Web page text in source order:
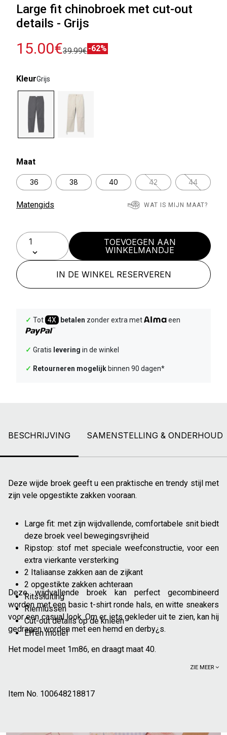
Large fit chinobroek met cut-out
details - Grijs
15.00€39.99€-62%
KleurGrijs
Maat
36 38 40 42 44
Matengids WAT IS MIJN MAAT?
TOEVOEGEN AAN
WINKELMANDJE
IN DE WINKEL RESERVEREN
✓ Tot 4X betalen zonder extra met een
✓ Gratis levering in de winkel
✓ Retourneren mogelijk binnen 90 dagen*
BESCHRIJVING SAMENSTELLING & ONDERHOUD
Deze wijde broek geeft u een praktische en trendy stijl met
zijn vele opgestikte zakken vooraan.
Large fit: met zijn wijdvallende, comfortabele snit biedt
deze broek veel bewegingsvrijheid
Ripstop: stof met speciale weefconstructie, voor een
extra vierkante versterking
2 Italiaanse zakken aan de zijkant
2 opgestikte zakken achteraan
Ritssluiting
Riemlussen
Cut-out details op de knieën
Effen motief
Deze wijdvallende broek kan perfect gecombineerd
worden met een basic t-shirt ronde hals, en witte sneakers
voor een casual look. Om er iets gekleder uit te zien, kan hij
gedragen worden met een hemd en derby¿s.
Het model meet 1m86, en draagt maat 40.
ZIE MEER
Item No. 100648218817